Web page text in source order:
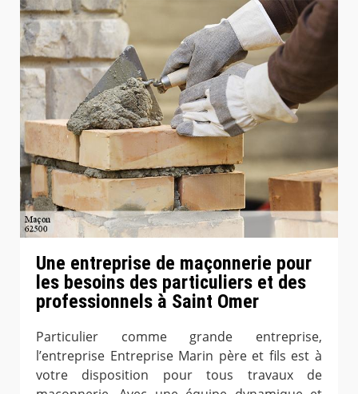
Une entreprise de maçonnerie pour
les besoins des particuliers et des
professionnels à Saint Omer
Particulier comme grande entreprise,
l’entreprise Entreprise Marin père et fils est à
votre disposition pour tous travaux de